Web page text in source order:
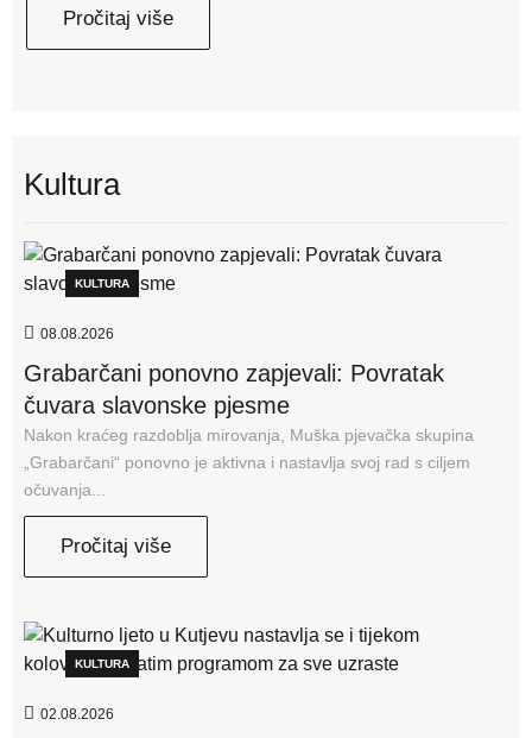
Pročitaj više
Kultura
KULTURA
08.08.2026
Grabarčani ponovno zapjevali: Povratak
čuvara slavonske pjesme
Nakon kraćeg razdoblja mirovanja, Muška pjevačka skupina
„Grabarčani“ ponovno je aktivna i nastavlja svoj rad s ciljem
očuvanja...
Pročitaj više
KULTURA
02.08.2026